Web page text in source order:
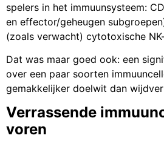
spelers in het immuunsysteem:
en effector/geheugen
(zoals verwacht) cytotoxische
Dat was maar goed ook: een
over een paar soorten
gemakkelijker doelwit dan
Verrassende
voren